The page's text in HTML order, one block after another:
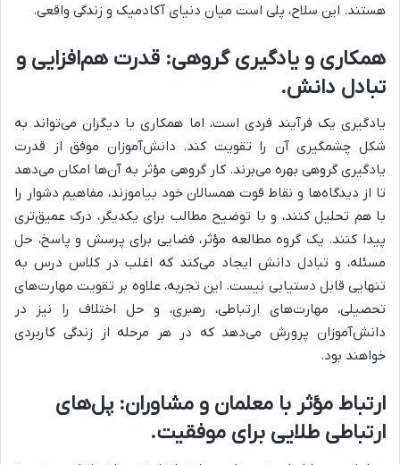
هستند. این سلاح، پلی است میان دنیای آکادمیک و زندگی واقعی.
همکاری و یادگیری گروهی: قدرت هم‌افزایی و
تبادل دانش.
یادگیری یک فرآیند فردی است، اما همکاری با دیگران می‌تواند به
شکل چشمگیری آن را تقویت کند. دانش‌آموزان موفق از قدرت
یادگیری گروهی بهره می‌برند. کار گروهی مؤثر به آن‌ها امکان می‌دهد
تا از دیدگاه‌ها و نقاط قوت همسالان خود بیاموزند، مفاهیم دشوار را
با هم تحلیل کنند، و با توضیح مطالب برای یکدیگر، درک عمیق‌تری
پیدا کنند. یک گروه مطالعه مؤثر، فضایی برای پرسش و پاسخ، حل
مسئله، و تبادل دانش ایجاد می‌کند که اغلب در کلاس درس به
تنهایی قابل دستیابی نیست. این تجربه، علاوه بر تقویت مهارت‌های
تحصیلی، مهارت‌های ارتباطی، رهبری، و حل اختلاف را نیز در
دانش‌آموزان پرورش می‌دهد که در هر مرحله از زندگی کاربردی
خواهند بود.
ارتباط مؤثر با معلمان و مشاوران: پل‌های
ارتباطی طلایی برای موفقیت.